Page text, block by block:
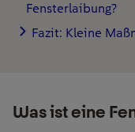
Fensterlaibung?
Fazit: Kleine
Was ist eine